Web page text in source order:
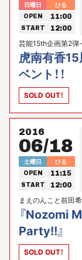
日曜日 ひる
OPEN 11:00
START 12:00
芸能15th企画第2弾イ
虎南有香
ベント！！
SOLD OUT！
2016
06/18
土曜日 ひる
OPEN 11:15
START 12:00
まえのんこと前田
て楽しいひと時を。
『Nozomi
Party!!』
SOLD OUT！